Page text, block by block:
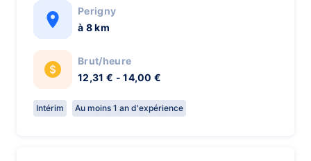
Perigny
à 8 km
Brut/heure
12,31 € - 14,00 €
Intérim Au moins 1 an d'expérience